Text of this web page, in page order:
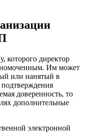
которого директор
Им может
или нанятый в
доверенность, то
дополнительные
электронной